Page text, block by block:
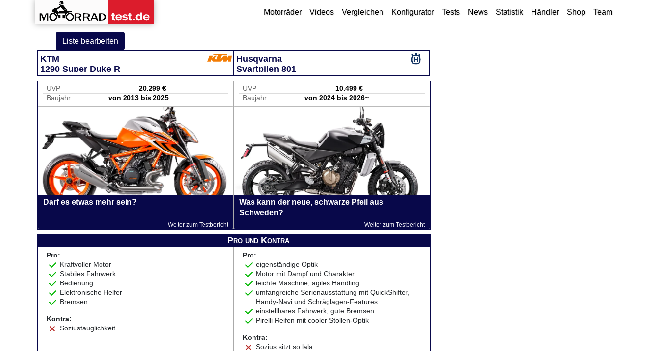
Motorräder Videos Vergleichen Konfigurator Tests News Statistik Händler Shop Team
Liste bearbeiten
KTM
1290 Super Duke R
Husqvarna
Svartpilen 801
UVP
20.299 €
Baujahr
von 2013 bis 2025
UVP
10.499 €
Baujahr
von 2024 bis 2026~
Darf es etwas mehr sein?
Weiter zum Testbericht
Was kann der neue, schwarze Pfeil aus
Schweden?
Weiter zum Testbericht
Pro und Kontra
Pro:
Kraftvoller Motor
Stabiles Fahrwerk
Bedienung
Elektronische Helfer
Bremsen
Kontra:
Soziustauglichkeit
Pro:
eigenständige Optik
Motor mit Dampf und Charakter
leichte Maschine, agiles Handling
umfangreiche Serienausstattung mit QuickShifter,
Handy-Navi und Schräglagen-Features
einstellbares Fahrwerk, gute Bremsen
Pirelli Reifen mit cooler Stollen-Optik
Kontra:
Sozius sitzt so lala